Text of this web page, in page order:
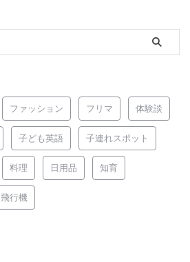
ファッション フリマ 体験談
子ども英語 子連れスポット
料理 日用品 知育
飛行機